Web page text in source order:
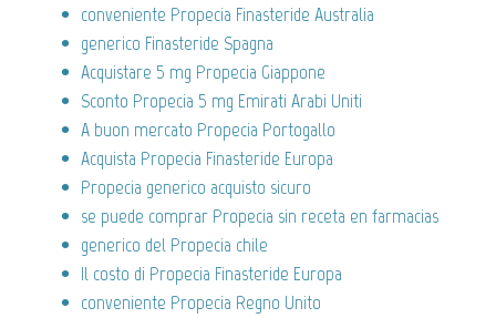
conveniente Propecia Finasteride Australia
generico Finasteride Spagna
Acquistare 5 mg Propecia Giappone
Sconto Propecia 5 mg Emirati Arabi Uniti
A buon mercato Propecia Portogallo
Acquista Propecia Finasteride Europa
Propecia generico acquisto sicuro
se puede comprar Propecia sin receta en farmacias
generico del Propecia chile
Il costo di Propecia Finasteride Europa
conveniente Propecia Regno Unito